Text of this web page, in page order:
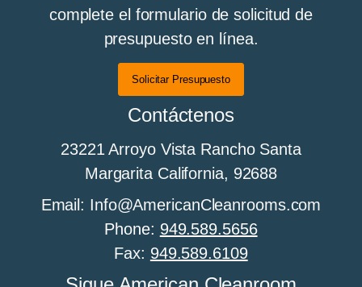
complete el formulario de solicitud de
presupuesto en línea.
Solicitar Presupuesto
Contáctenos
23221 Arroyo Vista Rancho Santa
Margarita California, 92688
Email: Info@AmericanCleanrooms.com
Phone: 949.589.5656
Fax: 949.589.6109